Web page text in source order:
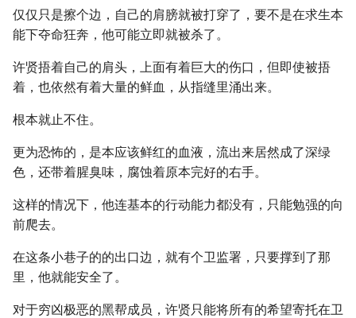
仅仅只是擦个边，自己的肩膀就被打穿了，要不是在求生本
能下夺命狂奔，他可能立即就被杀了。
许贤捂着自己的肩头，上面有着巨大的伤口，但即使被捂
着，也依然有着大量的鲜血，从指缝里涌出来。
根本就止不住。
更为恐怖的，是本应该鲜红的血液，流出来居然成了深绿
色，还带着腥臭味，腐蚀着原本完好的右手。
这样的情况下，他连基本的行动能力都没有，只能勉强的向
前爬去。
在这条小巷子的的出口边，就有个卫监署，只要撑到了那
里，他就能安全了。
对于穷凶极恶的黑帮成员，许贤只能将所有的希望寄托在卫